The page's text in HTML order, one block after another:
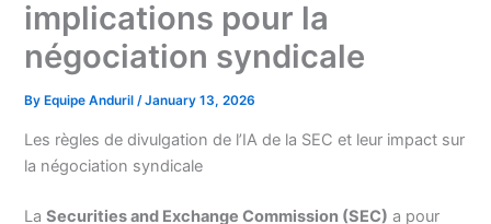
implications pour la
négociation syndicale
By Equipe Anduril/January 13, 2026
Les règles de divulgation de l’IA de la SEC et leur impact sur
la négociation syndicale
LaSecurities and Exchange Commission (SEC) a pour